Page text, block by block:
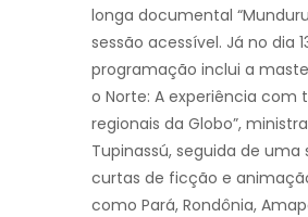
longa documental
sessão acessível. Já no dia
programação inclui a
o Norte: A experiência com
regionais da Globo”,
Tupinassú, seguida de uma
curtas de ficção e
como Pará, Rondônia,